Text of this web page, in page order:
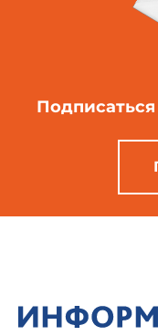
Подписаться